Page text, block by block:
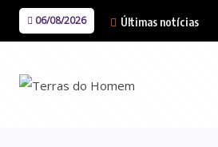
06/08/2026 Últimas notícias